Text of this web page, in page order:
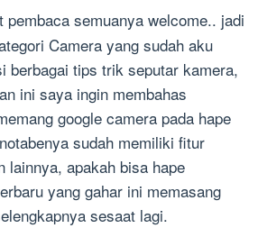
pembaca semuanya welcome.. jadi
Camera yang sudah aku
berbagai tips trik seputar kamera,
ini saya ingin membahas
google camera pada hape
sudah memiliki fitur
lainnya, apakah bisa hape
yang gahar ini memasang
sesaat lagi.